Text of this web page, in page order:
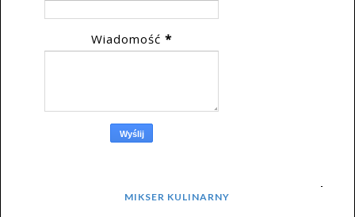
Wiadomość *
MIKSER KULINARNY